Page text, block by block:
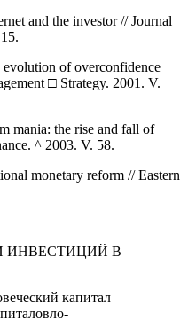
and the investor // Journal
of overconfidence
□ Strategy. 2001. V.
mania: the rise and fall of
^ 2003. V. 58.
monetary reform // Eastern
ИНВЕСТИЦИЙ В
капитал